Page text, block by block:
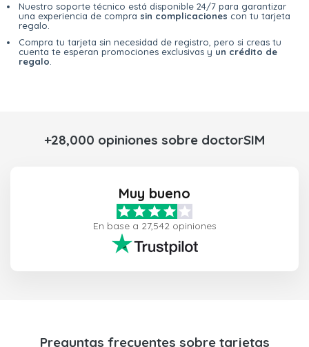
Nuestro soporte técnico está disponible 24/7 para garantizar
una experiencia de compra sin complicaciones con tu tarjeta
regalo.
Compra tu tarjeta sin necesidad de registro, pero si creas tu
cuenta te esperan promociones exclusivas y un crédito de
regalo
+28,000 opiniones sobre doctorSIM
Muy bueno
En base a 27,542 opiniones
Preguntas frecuentes sobre tarjetas